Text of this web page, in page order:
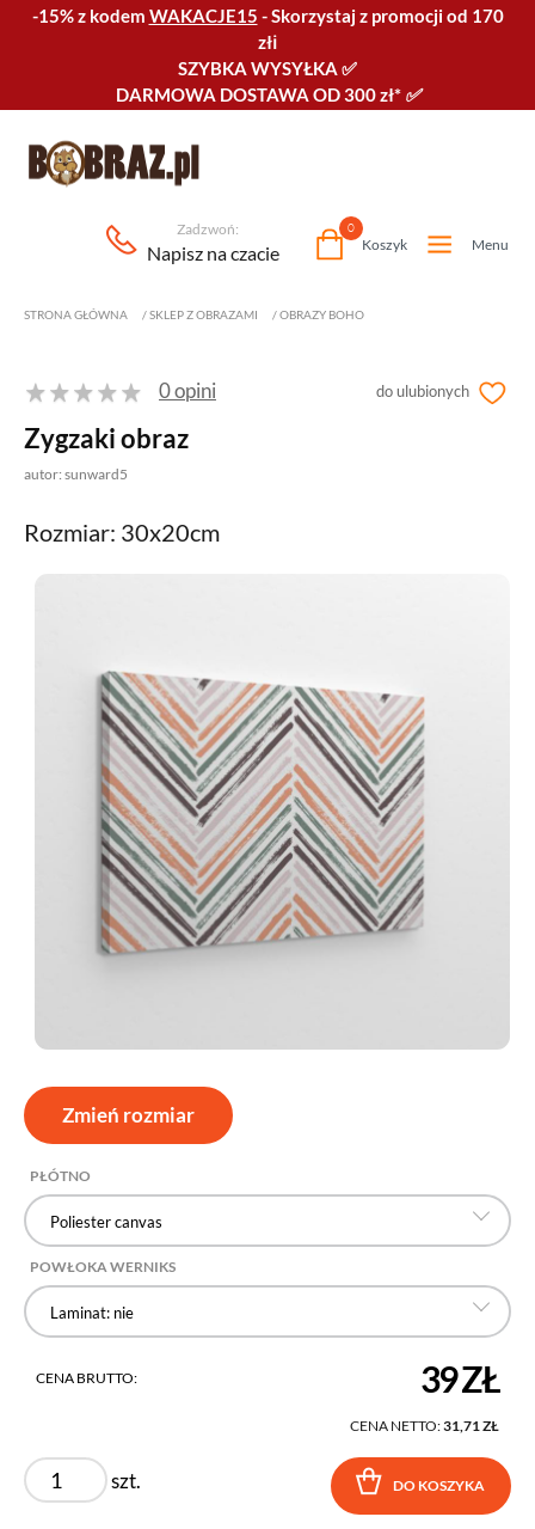
-15% z kodem WAKACJE15 -Skorzystaj z promocji od 170
złℹ️
SZYBKA WYSYŁKA ✅
DARMOWA DOSTAWA OD 300 zł* ✅
Zadzwoń:
Napisz na czacie Koszyk
0
Menu
STRONA GŁÓWNA /SKLEP Z OBRAZAMI /OBRAZY BOHO
do ulubionych
0 opini
Zygzaki obraz
autor: sunward5
Rozmiar: 30x20cm
Zmień rozmiar
PŁÓTNO
Poliester canvas
POWŁOKA WERNIKS
Laminat: nie
CENA BRUTTO: 39 ZŁ
CENA NETTO:31,71 ZŁ
szt. DO KOSZYKA